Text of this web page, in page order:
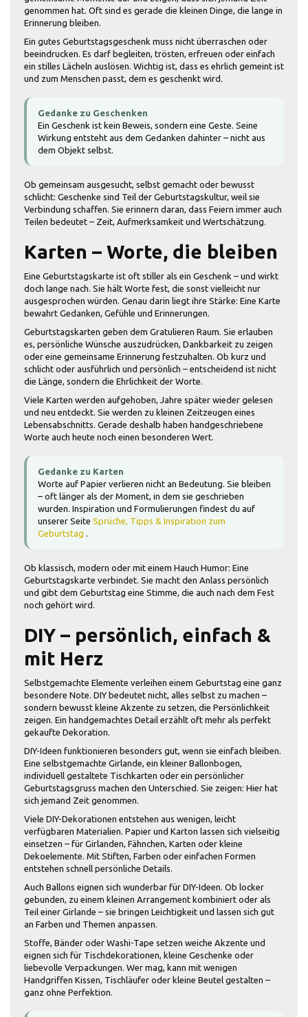
genommen hat. Oft sind es gerade die kleinen Dinge, die lange in
Erinnerung bleiben.
Ein gutes Geburtstagsgeschenk muss nicht überraschen oder
beeindrucken. Es darf begleiten, trösten, erfreuen oder einfach
ein stilles Lächeln auslösen. Wichtig ist, dass es ehrlich gemeint ist
und zum Menschen passt, dem es geschenkt wird.
Gedanke zu Geschenken
Ein Geschenk ist kein Beweis, sondern eine Geste. Seine
Wirkung entsteht aus dem Gedanken dahinter – nicht aus
dem Objekt selbst.
Ob gemeinsam ausgesucht, selbst gemacht oder bewusst
schlicht: Geschenke sind Teil der Geburtstagskultur, weil sie
Verbindung schaffen. Sie erinnern daran, dass Feiern immer auch
Teilen bedeutet – Zeit, Aufmerksamkeit und Wertschätzung.
Karten – Worte, die bleiben
Eine Geburtstagskarte ist oft stiller als ein Geschenk – und wirkt
doch lange nach. Sie hält Worte fest, die sonst vielleicht nur
ausgesprochen würden. Genau darin liegt ihre Stärke: Eine Karte
bewahrt Gedanken, Gefühle und Erinnerungen.
Geburtstagskarten geben dem Gratulieren Raum. Sie erlauben
es, persönliche Wünsche auszudrücken, Dankbarkeit zu zeigen
oder eine gemeinsame Erinnerung festzuhalten. Ob kurz und
schlicht oder ausführlich und persönlich – entscheidend ist nicht
die Länge, sondern die Ehrlichkeit der Worte.
Viele Karten werden aufgehoben, Jahre später wieder gelesen
und neu entdeckt. Sie werden zu kleinen Zeitzeugen eines
Lebensabschnitts. Gerade deshalb haben handgeschriebene
Worte auch heute noch einen besonderen Wert.
Gedanke zu Karten
Worte auf Papier verlieren nicht an Bedeutung. Sie bleiben
– oft länger als der Moment, in dem sie geschrieben
wurden. Inspiration und Formulierungen findest du auf
unserer Seite Sprüche, Tipps & Inspiration zum
Geburtstag
Ob klassisch, modern oder mit einem Hauch Humor: Eine
Geburtstagskarte verbindet. Sie macht den Anlass persönlich
und gibt dem Geburtstag eine Stimme, die auch nach dem Fest
noch gehört wird.
DIY – persönlich, einfach &
mit Herz
Selbstgemachte Elemente verleihen einem Geburtstag eine ganz
besondere Note. DIY bedeutet nicht, alles selbst zu machen –
sondern bewusst kleine Akzente zu setzen, die Persönlichkeit
zeigen. Ein handgemachtes Detail erzählt oft mehr als perfekt
gekaufte Dekoration.
DIY-Ideen funktionieren besonders gut, wenn sie einfach bleiben.
Eine selbstgemachte Girlande, ein kleiner Ballonbogen,
individuell gestaltete Tischkarten oder ein persönlicher
Geburtstagsgruss machen den Unterschied. Sie zeigen: Hier hat
sich jemand Zeit genommen.
Viele DIY-Dekorationen entstehen aus wenigen, leicht
verfügbaren Materialien. Papier und Karton lassen sich vielseitig
einsetzen – für Girlanden, Fähnchen, Karten oder kleine
Dekoelemente. Mit Stiften, Farben oder einfachen Formen
entstehen schnell persönliche Details.
Auch Ballons eignen sich wunderbar für DIY-Ideen. Ob locker
gebunden, zu einem kleinen Arrangement kombiniert oder als
Teil einer Girlande – sie bringen Leichtigkeit und lassen sich gut
an Farben und Themen anpassen.
Stoffe, Bänder oder Washi-Tape setzen weiche Akzente und
eignen sich für Tischdekorationen, kleine Geschenke oder
liebevolle Verpackungen. Wer mag, kann mit wenigen
Handgriffen Kissen, Tischläufer oder kleine Beutel gestalten –
ganz ohne Perfektion.